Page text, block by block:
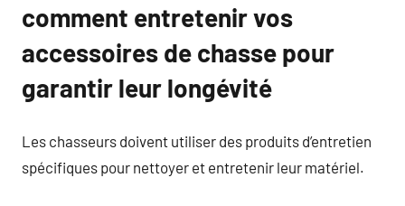
comment entretenir vos
accessoires de chasse pour
garantir leur longévité
Les chasseurs doivent utiliser des produits d’entretien
spécifiques pour nettoyer et entretenir leur matériel.